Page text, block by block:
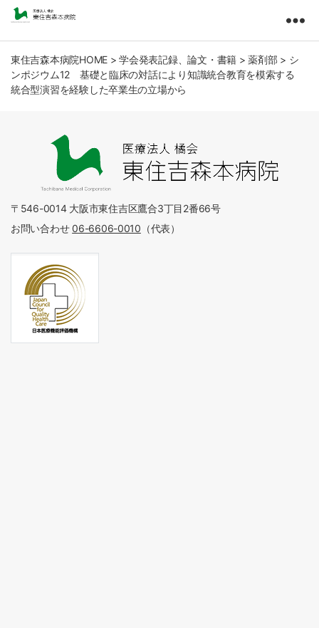
住
吉
森
本
橘
会
東住吉森本病院HOME > 学会発表記録、論文・書籍 > 薬剤部 > シ
ンポジウム12 基礎と臨床の対話により知識統合教育を模索する
統合型演習を経験した卒業生の立場から
〒546-0014 大阪市東住吉区鷹合3丁目2番66号
お問い合わせ06-6606-0010 （代表）